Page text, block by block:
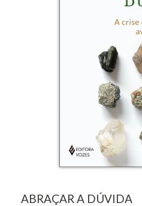
ABRAÇAR A DÚVIDA